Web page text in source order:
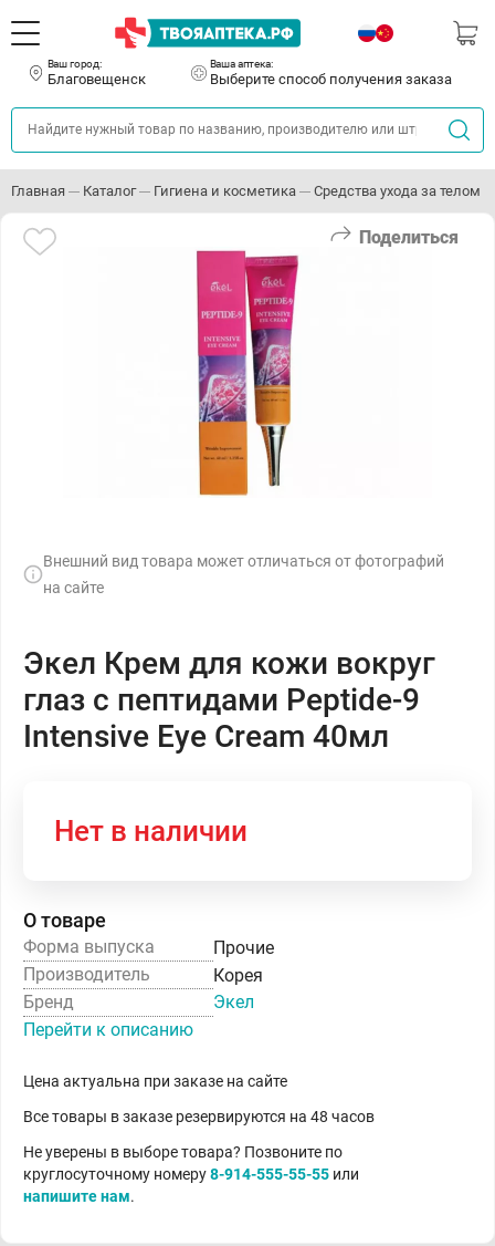
Ваш город:
Благовещенск
Ваша аптека:
Выберите способ получения заказа
Главная Каталог Гигиена и косметика Средства ухода за телом
Поделиться
Внешний вид товара может отличаться от фотографий
на сайте
Экел Крем для кожи вокруг
глаз с пептидами Peptide-9
Intensive Eye Cream 40мл
Нет в наличии
О товаре
Форма выпуска
Прочие
Производитель
Корея
Бренд
Экел
Перейти к описанию
Цена актуальна при заказе на сайте
Все товары в заказе резервируются на 48 часов
Не уверены в выборе товара? Позвоните по
круглосуточному номеру8-914-555-55-55 или
напишите нам.